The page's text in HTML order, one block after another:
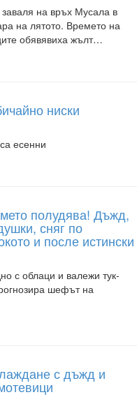
на връх Мусала в
на лятото. Времето на
обявявиха жълт…
ниски
есенни
полудява! Дъжд,
сняг по
и после истински
с облаци и валежи тук-
шефът на
с дъжд и